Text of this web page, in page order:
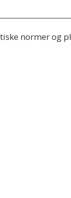
normer og